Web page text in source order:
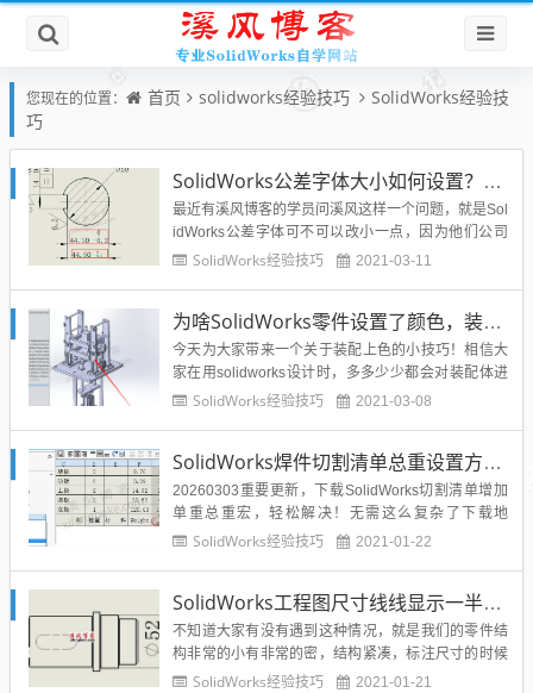
您现在的位置： 首页 solidworks经验技巧
SolidWorks经验技
巧
SolidWorks公差字体大小如何设置？溪风告诉你简单快捷的SW公差字体修改方法
最近有溪风博客的学员问溪风这样一个问题，就是Sol
idWorks公差字体可不可以改小一点，因为他们公司
的标注标准和SolidWorks默认的公差标注稍微有点区
也恰好需要，不妨去试一试。我们Solid...
SolidWorks经验技巧 2021-03-11
为啥SolidWorks零件设置了颜色，装配体里面颜色没变？溪风帮你分析解决
今天为大家带来一个关于装配上色的小技巧！相信大
家在用solidworks设计时，多多少少都会对装配体进
行上色，以达到设备最真实的效果，但是有时候我们
个普通的举升码垛机构，我们想使“立柱 ”颜色变为黑
色，我们选...
SolidWorks经验技巧 2021-03-08
SolidWorks焊件切割清单总重设置方法，有点难度但可以实现
20260303重要更新，下载SolidWorks切割清单增加
单重总重宏，轻松解决！无需这么复杂了下载地
址：...SolidWorks经验技巧 2021-01-22
SolidWorks工程图尺寸线线显示一半隐藏一半的技巧-亲测可用
不知道大家有没有遇到这种情况，就是我们的零件结
构非常的小有非常的密，结构紧凑，标注尺寸的时候
如果尺寸两端的箭头都显示，显得图纸非常的拥挤，
SolidWorks经验技巧 2021-01-21